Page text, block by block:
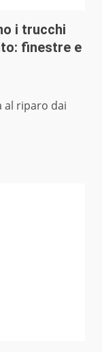
i trucchi
finestre e
al riparo dai